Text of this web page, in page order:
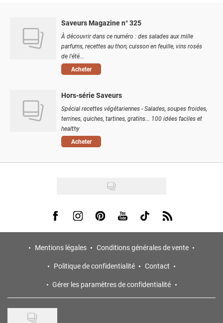
Saveurs Magazine n° 325
À découvrir dans ce numéro : des salades aux mille
parfums, recettes au thon, cuisson en feuille, vins rosés
de l'été...
Acheter
Hors-série Saveurs
Spécial recettes végétariennes - Salades, soupes froides,
terrines, quiches, tartines, gratins... 100 idées faciles et
healthy
Acheter
Visit us on Facebook
Visit us on Instagram
Visit us on Pinterest
Visit us on Youtube
Visit us on Tiktok
Visit us on Rss
Mentions légales
Conditions générales de vente
Politique de confidentialité
Contact
Gérer les paramètres de confidentialité